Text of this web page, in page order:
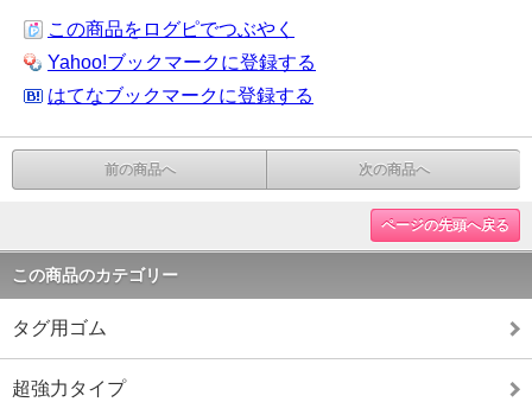
この商品をログピでつぶやく
Yahoo!ブックマークに登録する
はてなブックマークに登録する
前の商品へ 次の商品へ
ページの先頭へ戻る
この商品のカテゴリー
タグ用ゴム
超強力タイプ